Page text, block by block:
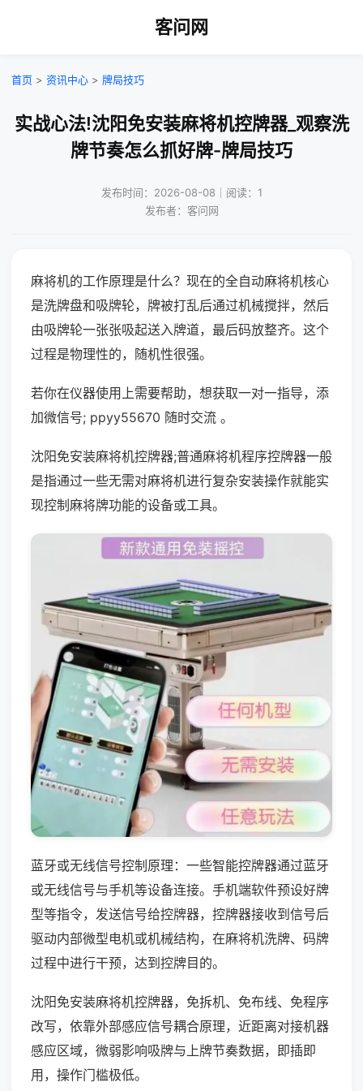
客问网
首页 > 资讯中心 > 牌局技巧
实战心法!沈阳免安装麻将机控牌器_观察洗
牌节奏怎么抓好牌-牌局技巧
发布时间：2026-08-08｜阅读：1
发布者：客问网
麻将机的工作原理是什么？现在的全自动麻将机核心
是洗牌盘和吸牌轮，牌被打乱后通过机械搅拌，然后
由吸牌轮一张张吸起送入牌道，最后码放整齐。这个
过程是物理性的，随机性很强。
若你在仪器使用上需要帮助，想获取一对一指导，添
加微信号; ppyy55670 随时交流 。
沈阳免安装麻将机控牌器;普通麻将机程序控牌器一般
是指通过一些无需对麻将机进行复杂安装操作就能实
现控制麻将牌功能的设备或工具。
蓝牙或无线信号控制原理：一些智能控牌器通过蓝牙
或无线信号与手机等设备连接。手机端软件预设好牌
型等指令，发送信号给控牌器，控牌器接收到信号后
驱动内部微型电机或机械结构，在麻将机洗牌、码牌
过程中进行干预，达到控牌目的。
沈阳免安装麻将机控牌器，免拆机、免布线、免程序
改写，依靠外部感应信号耦合原理，近距离对接机器
感应区域，微弱影响吸牌与上牌节奏数据，即插即
用，操作门槛极低。